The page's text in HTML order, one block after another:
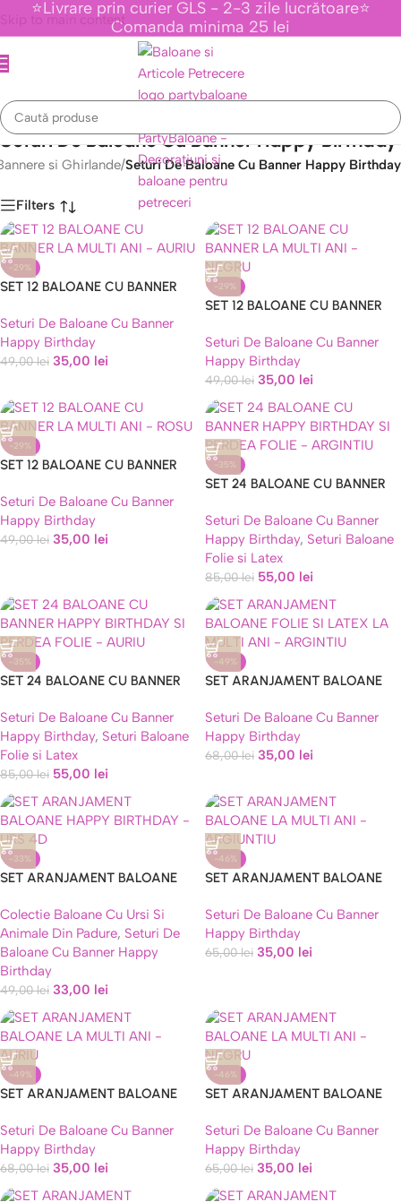
Skip to main content
⭐Livrare prin curier GLS - 2-3 zile lucrătoare⭐
Comanda minima 25 lei
Seturi De Baloane Cu Banner Happy Birthday
si Ghirlande/Seturi De Baloane Cu Banner Happy Birthday
Caută
Filters
-29%
SET 12 BALOANE CU BANNER
Seturi De Baloane Cu Banner
Happy Birthday
49,00lei 35,00 lei
-29%
SET 12 BALOANE CU BANNER
Seturi De Baloane Cu Banner
Happy Birthday
49,00lei 35,00 lei
-29%
SET 12 BALOANE CU BANNER
Seturi De Baloane Cu Banner
Happy Birthday
49,00lei 35,00 lei
-35%
SET 24 BALOANE CU BANNER
FOLIE – ARGINTIU
Seturi De Baloane Cu Banner
Happy Birthday, Seturi Baloane
Folie si Latex
85,00lei 55,00 lei
-35%
SET 24 BALOANE CU BANNER
FOLIE – AURIU
Seturi De Baloane Cu Banner
Happy Birthday, Seturi Baloane
Folie si Latex
85,00lei 55,00 lei
-49%
SET ARANJAMENT BALOANE
ARGINTIU
Seturi De Baloane Cu Banner
Happy Birthday
68,00lei 35,00 lei
-33%
SET ARANJAMENT BALOANE
Colectie Baloane Cu Ursi Si
Animale Din Padure, Seturi De
Baloane Cu Banner Happy
Birthday
49,00lei 33,00 lei
-46%
SET ARANJAMENT BALOANE
ARGIUNTIU,ROZ,NEGRU
Seturi De Baloane Cu Banner
Happy Birthday
65,00lei 35,00 lei
-49%
SET ARANJAMENT BALOANE
Seturi De Baloane Cu Banner
Happy Birthday
68,00lei 35,00 lei
-46%
SET ARANJAMENT BALOANE
NEGRU,ARGINTIU,AURIU
Seturi De Baloane Cu Banner
Happy Birthday
65,00lei 35,00 lei